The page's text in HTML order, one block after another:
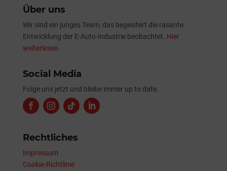
Über uns
Wir sind ein junges Team, das begeistert die rasante
Entwicklung der E-Auto-Industrie beobachtet. Hier
weiterlesen.
Social Media
Folge uns jetzt und bleibe immer up to date.
Rechtliches
Impressum
Cookie-Richtlinie